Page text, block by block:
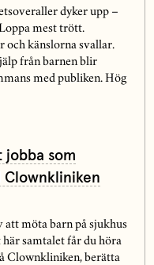
dyker upp –
mest trött.
och känslorna svallar.
från barnen blir
med publiken. Hög
jobba som
möta barn på sjukhus
samtalet får du höra
Clownkliniken, berätta